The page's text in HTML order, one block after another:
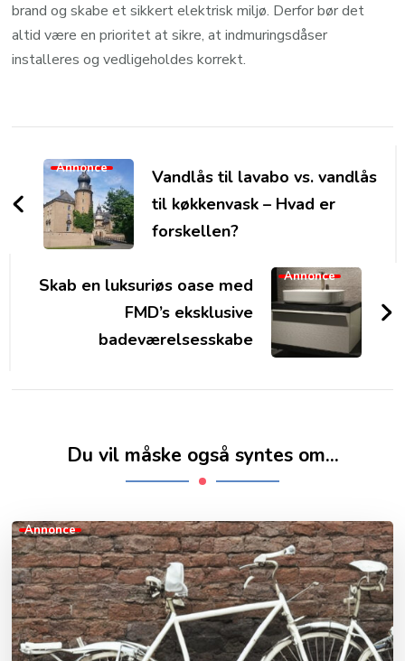
brand og skabe et sikkert elektrisk miljø. Derfor bør det
altid være en prioritet at sikre, at indmuringsdåser
installeres og vedligeholdes korrekt.
Navigation
Annonce
Vandlås til lavabo vs. vandlås
til køkkenvask – Hvad er
forskellen?
Annonce
Skab en luksuriøs oase med
FMD’s eksklusive
badeværelsesskabe
Du vil måske også syntes om...
Annonce